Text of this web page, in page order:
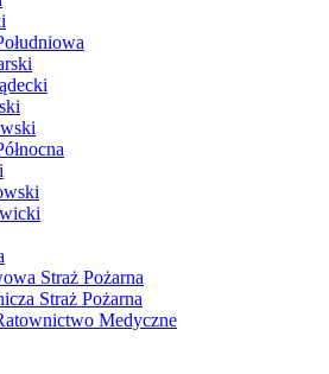
Straż Pożarna
Straż Pożarna
Medyczne